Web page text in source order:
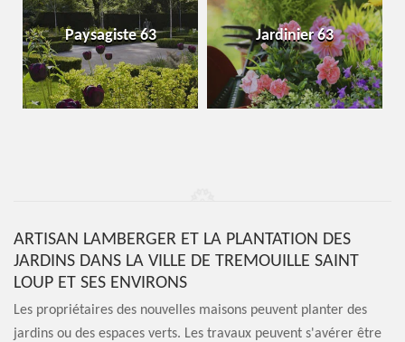
Paysagiste 63 Jardinier 63
ARTISAN LAMBERGER ET LA PLANTATION DES
JARDINS DANS LA VILLE DE TREMOUILLE SAINT
LOUP ET SES ENVIRONS
Les propriétaires des nouvelles maisons peuvent planter des
jardins ou des espaces verts. Les travaux peuvent s'avérer être